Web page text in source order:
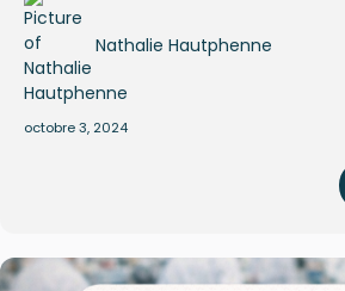
Nathalie Hautphenne
octobre 3, 2024